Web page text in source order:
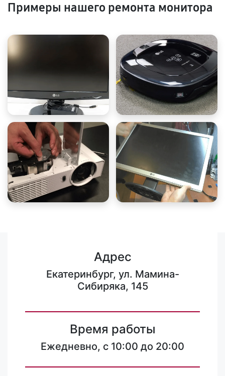
Примеры нашего ремонта монитора
Адрес
Екатеринбург, ул. Мамина-
Сибиряка, 145
Время работы
Ежедневно, с 10:00 до 20:00